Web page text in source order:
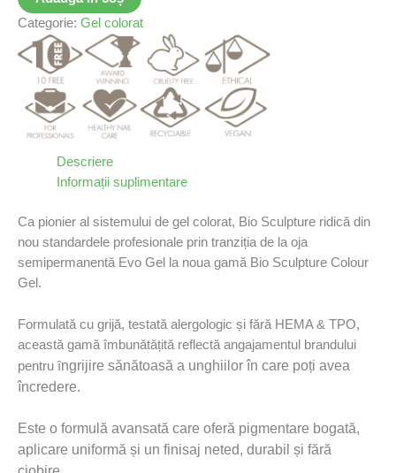
Categorie: Gel colorat
Descriere
Informații suplimentare
Ca pionier al sistemului de gel colorat, Bio Sculpture ridică din
nou standardele profesionale prin tranziția de la oja
semipermanentǎ Evo Gel la noua gamă Bio Sculpture Colour
Gel.
Formulată cu grijă, testată alergologic și fără HEMA & TPO,
această gamă îmbunǎtǎțitǎ reflectă angajamentul brandului
pentru îngrijire sănătoasă a unghiilor în care poți avea
încredere.
Este o formulă avansată care oferă pigmentare bogată,
aplicare uniformă și un finisaj neted, durabil și fără